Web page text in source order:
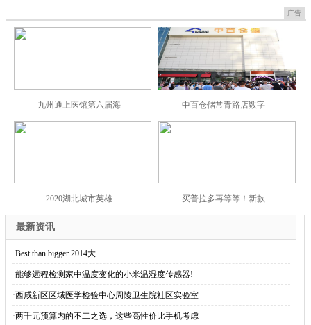
广告
九州通上医馆第六届海 中百仓储常青路店数字
2020湖北城市英雄 买普拉多再等等！新款
最新资讯
·Best than bigger 2014大
·能够远程检测家中温度变化的小米温湿度传感器!
·西咸新区区域医学检验中心周陵卫生院社区实验室
·两千元预算内的不二之选，这些高性价比手机考虑